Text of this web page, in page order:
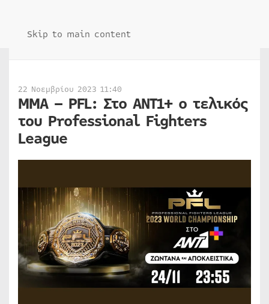
Skip to main content
22 Νοεμβρίου 2023 11:40
MMA – PFL: Στο ANT1+ ο τελικός
του Professional Fighters
League